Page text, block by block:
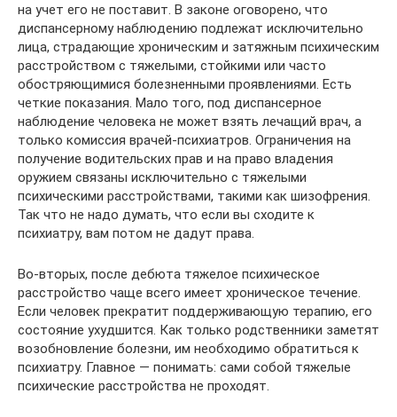
на учет его не поставит. В законе оговорено, что
диспансерному наблюдению подлежат исключительно
лица, страдающие хроническим и затяжным психическим
расстройством с тяжелыми, стойкими или часто
обостряющимися болезненными проявлениями. Есть
четкие показания. Мало того, под диспансерное
наблюдение человека не может взять лечащий врач, а
только комиссия врачей-психиатров. Ограничения на
получение водительских прав и на право владения
оружием связаны исключительно с тяжелыми
психическими расстройствами, такими как шизофрения.
Так что не надо думать, что если вы сходите к
психиатру, вам потом не дадут права.
Во-вторых, после дебюта тяжелое психическое
расстройство чаще всего имеет хроническое течение.
Если человек прекратит поддерживающую терапию, его
состояние ухудшится. Как только родственники заметят
возобновление болезни, им необходимо обратиться к
психиатру. Главное — понимать: сами собой тяжелые
психические расстройства не проходят.